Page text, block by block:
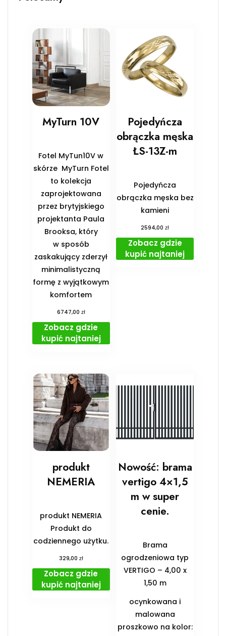
MyTurn 10V
Fotel MyTun10V w
skórze MyTurn Fotel
to kolekcja
zaprojektowana
przez brytyjskiego
projektanta Paula
Brooksa, który
w sposób
zaskakujący zderzył
minimalistyczną
formę z wyjątkowym
komfortem
6747,00 zł
Zobacz gdzie
kupić najtaniej
Pojedyńcza
obrączka męska
ŁS-13Z-m
Pojedyńcza
obrączka męska bez
kamieni
2594,00zł
Zobacz gdzie
kupić najtaniej
produkt
NEMERIA
produkt NEMERIA
Produkt do
codziennego użytku.
329,00 zł
Zobacz gdzie
kupić najtaniej
Nowość: brama
vertigo 4×1,5
m w super
cenie.
Brama
ogrodzeniowa typ
VERTIGO – 4,00 x
1,50 m
ocynkowana i
malowana
proszkowo na kolor: